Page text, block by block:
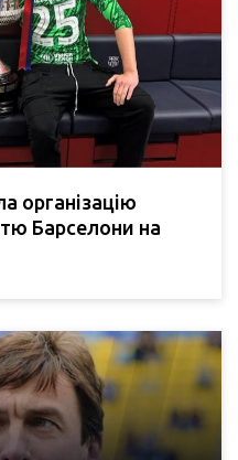
організацію
Барселони на